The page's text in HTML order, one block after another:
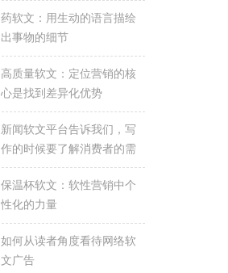
药软文：用生动的语言描绘
出事物的细节
高质量软文：定位营销的核
心是找到差异化优势
新闻软文平台告诉我们，写
作的时候要了解消费者的需
求和偏好
保温杯软文：软性营销中个
性化的力量
如何从读者角度看待网络软
文广告